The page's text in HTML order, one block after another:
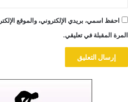
احفظ اسمي، بريدي الإلكتروني، والموقع
المرة المقبلة في تعليقي.